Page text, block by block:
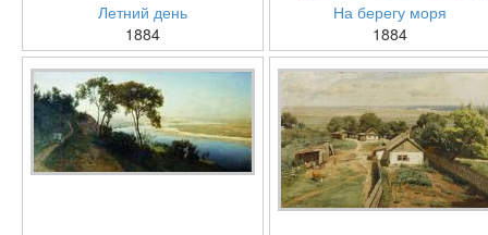
Летний день
1884
На берегу моря
1884